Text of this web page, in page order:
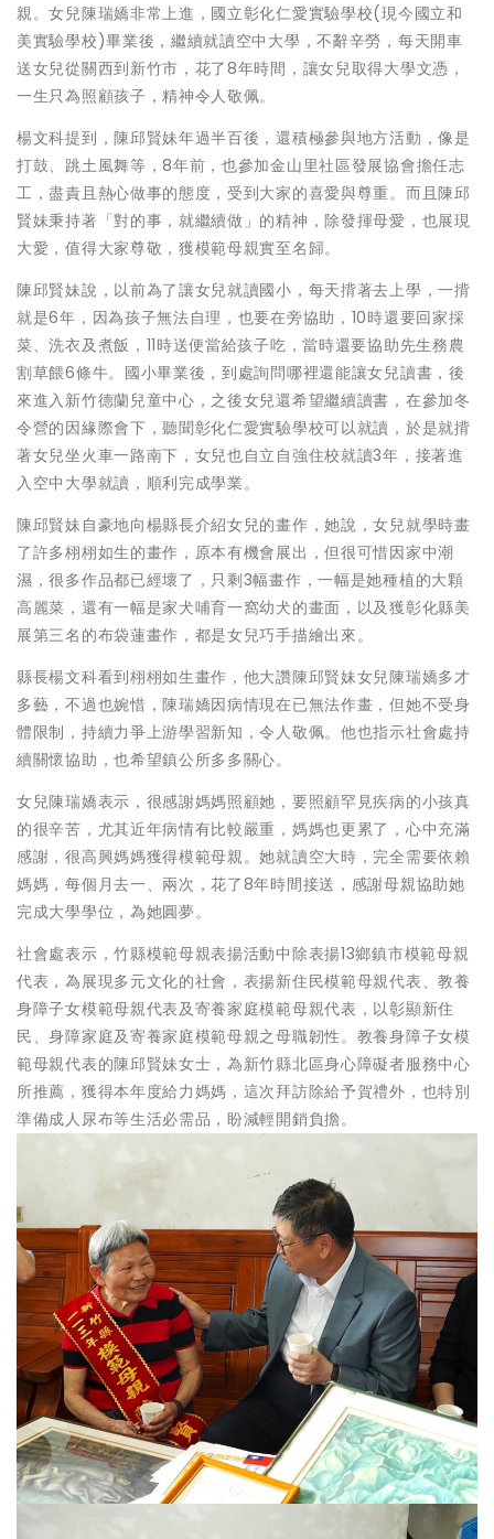
親。女兒陳瑞嬌非常上進，國立彰化仁愛實驗學校(現今國立和
美實驗學校)畢業後，繼續就讀空中大學，不辭辛勞，每天開車
送女兒從關西到新竹市，花了8年時間，讓女兒取得大學文憑，
一生只為照顧孩子，精神令人敬佩。
楊文科提到，陳邱賢妹年過半百後，還積極參與地方活動，像是
打鼓、跳土風舞等，8年前，也參加金山里社區發展協會擔任志
工，盡責且熱心做事的態度，受到大家的喜愛與尊重。而且陳邱
賢妹秉持著「對的事，就繼續做」的精神，除發揮母愛，也展現
大愛，值得大家尊敬，獲模範母親實至名歸。
陳邱賢妹說，以前為了讓女兒就讀國小，每天揹著去上學，一揹
就是6年，因為孩子無法自理，也要在旁協助，10時還要回家採
菜、洗衣及煮飯，11時送便當給孩子吃，當時還要協助先生務農
割草餵6條牛。國小畢業後，到處詢問哪裡還能讓女兒讀書，後
來進入新竹德蘭兒童中心，之後女兒還希望繼續讀書，在參加冬
令營的因緣際會下，聽聞彰化仁愛實驗學校可以就讀，於是就揹
著女兒坐火車一路南下，女兒也自立自強住校就讀3年，接著進
入空中大學就讀，順利完成學業。
陳邱賢妹自豪地向楊縣長介紹女兒的畫作，她說，女兒就學時畫
了許多栩栩如生的畫作，原本有機會展出，但很可惜因家中潮
濕，很多作品都已經壞了，只剩3幅畫作，一幅是她種植的大顆
高麗菜，還有一幅是家犬哺育一窩幼犬的畫面，以及獲彰化縣美
展第三名的布袋蓮畫作，都是女兒巧手描繪出來。
縣長楊文科看到栩栩如生畫作，他大讚陳邱賢妹女兒陳瑞嬌多才
多藝，不過也婉惜，陳瑞嬌因病情現在已無法作畫，但她不受身
體限制，持續力爭上游學習新知，令人敬佩。他也指示社會處持
續關懷協助，也希望鎮公所多多關心。
女兒陳瑞嬌表示，很感謝媽媽照顧她，要照顧罕見疾病的小孩真
的很辛苦，尤其近年病情有比較嚴重，媽媽也更累了，心中充滿
感謝，很高興媽媽獲得模範母親。她就讀空大時，完全需要依賴
媽媽，每個月去一、兩次，花了8年時間接送，感謝母親協助她
完成大學學位，為她圓夢。
社會處表示，竹縣模範母親表揚活動中除表揚13鄉鎮市模範母親
代表，為展現多元文化的社會，表揚新住民模範母親代表、教養
身障子女模範母親代表及寄養家庭模範母親代表，以彰顯新住
民、身障家庭及寄養家庭模範母親之母職韌性。教養身障子女模
範母親代表的陳邱賢妹女士，為新竹縣北區身心障礙者服務中心
所推薦，獲得本年度給力媽媽，這次拜訪除給予賀禮外，也特別
準備成人尿布等生活必需品，盼減輕開銷負擔。